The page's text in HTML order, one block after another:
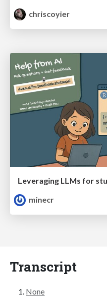
chriscoyier
minecr
Transcript
None